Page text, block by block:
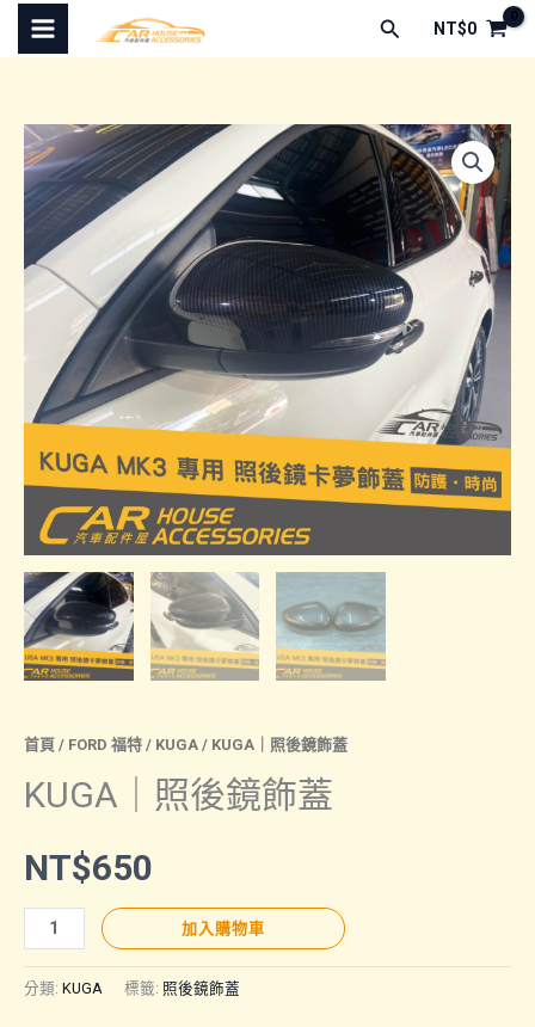
搜
尋
NT$0
首頁 / FORD 福特 / KUGA / KUGA｜照後鏡飾蓋
KUGA｜照後鏡飾蓋
NT$650
KUGA
｜
照
加入購物車
分類: KUGA 標籤: 照後鏡飾蓋